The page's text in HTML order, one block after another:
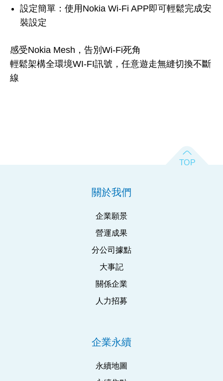
設定簡單：使用Nokia Wi-Fi APP即可輕鬆完成安
裝設定
感受Nokia Mesh，告別Wi-Fi死角
輕鬆架構全環境WI-FI訊號，任意遊走無縫切換不斷
線
關於我們
企業願景
營運成果
分公司據點
大事記
關係企業
人力招募
企業永續
永續地圖